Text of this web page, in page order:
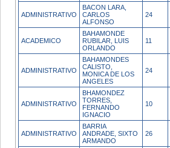
ADMINISTRATIVO
BACON LARA,
CARLOS
ALFONSO
24
ACADEMICO
BAHAMONDE
RUBILAR, LUIS
ORLANDO
11
ADMINISTRATIVO
BAHAMONDES
CALISTO,
MONICA DE LOS
ANGELES
24
ADMINISTRATIVO
BHAMONDEZ
TORRES,
FERNANDO
IGNACIO
10
ADMINISTRATIVO
BARRIA
ANDRADE, SIXTO
ARMANDO
26